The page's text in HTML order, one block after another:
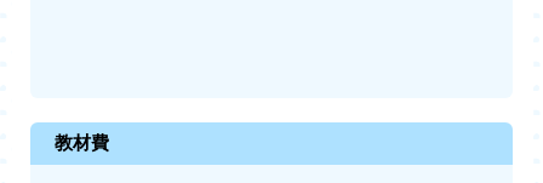
教材費